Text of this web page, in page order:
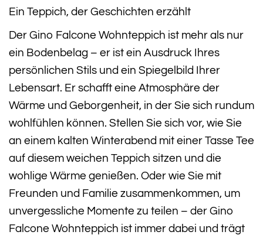
Ein Teppich, der Geschichten erzählt
Der Gino Falcone Wohnteppich ist mehr als nur
ein Bodenbelag – er ist ein Ausdruck Ihres
persönlichen Stils und ein Spiegelbild Ihrer
Lebensart. Er schafft eine Atmosphäre der
Wärme und Geborgenheit, in der Sie sich rundum
wohlfühlen können. Stellen Sie sich vor, wie Sie
an einem kalten Winterabend mit einer Tasse Tee
auf diesem weichen Teppich sitzen und die
wohlige Wärme genießen. Oder wie Sie mit
Freunden und Familie zusammenkommen, um
unvergessliche Momente zu teilen – der Gino
Falcone Wohnteppich ist immer dabei und trägt